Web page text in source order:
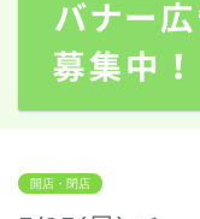
開店・閉店